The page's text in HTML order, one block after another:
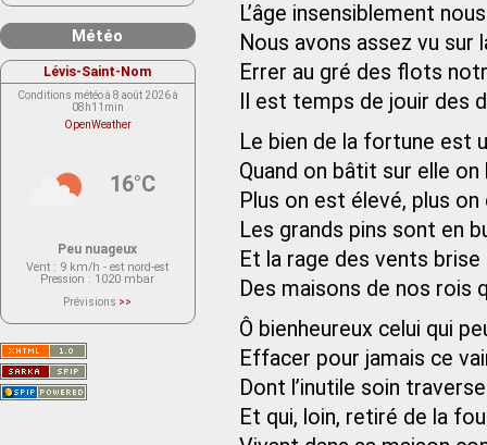
L’âge insensiblement
Nous avons assez vu sur
Errer au gré des flots
Il est temps de jouir des
Le bien de la fortune est
Quand on bâtit sur elle
Plus on est élevé, plus
Les grands pins sont en
Et la rage des vents
Des maisons de nos rois
Ô bienheureux celui qui
Effacer pour jamais ce
Dont l’inutile soin
Et qui, loin, retiré de la
Météo
Lévis-Saint-Nom
Conditions météo à 8 août 2026 à
08h11min
OpenWeather
16°C
Peu nuageux
Vent : 9 km/h - est nord-est
Pression : 1020 mbar
Prévisions >>
actuellement aucune prévision
Saint-Nom.
Veuillez consulter le message du
service ci-dessous.
(401 - Invalid API key. Please see
https://openweathermap.org/faq#error401